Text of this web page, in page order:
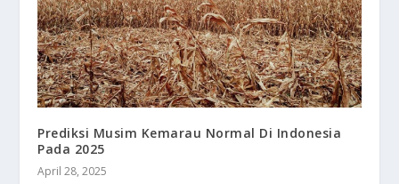
Prediksi Musim Kemarau Normal Di Indonesia
Pada 2025
April 28, 2025